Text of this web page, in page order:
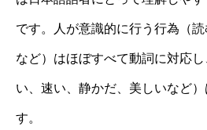
です。人が意識的に行う行為（
など）はほぼすべて動詞に対応
い、速い、静かだ、美しいなど
す。